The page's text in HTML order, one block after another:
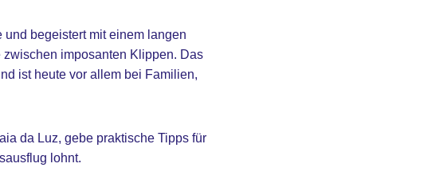
begeistert mit einem langen
imposanten Klippen. Das
ist heute vor allem bei Familien,
da Luz, gebe praktische Tipps für
lohnt.